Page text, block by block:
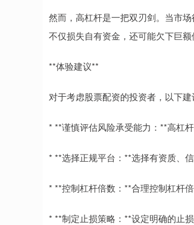
然而，高杠杆是一把双刃剑。当市
不仅损失自有资金，还可能欠下巨额
**体验建议**
对于考虑股票配资的投资者，以下建
* **谨慎评估风险承受能力：**高杠
* **选择正规平台：**选择有资质、
* **控制杠杆倍数：**合理控制杠杆
* **制定止损策略：**设定明确的止